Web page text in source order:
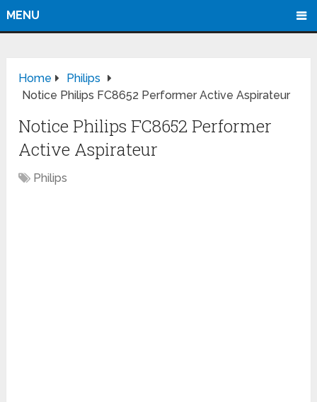
MENU
Home
Philips
Notice Philips FC8652 Performer Active Aspirateur
Notice Philips FC8652 Performer
Active Aspirateur
Philips